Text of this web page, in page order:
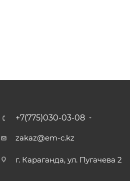
+7(775)030-03-08
zakaz@em-c.kz
г. Караганда, ул. Пугачева 2